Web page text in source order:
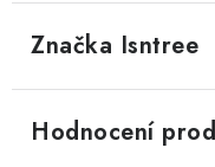
Značka Isntree
Hodnocení